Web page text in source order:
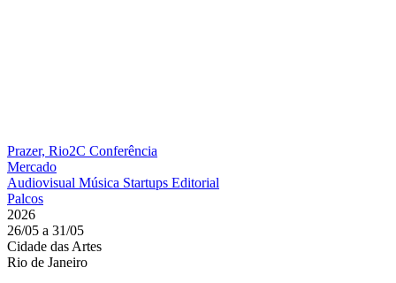
Prazer, Rio2C Conferência
Mercado
Audiovisual Música Startups Editorial
Palcos
2026
26/05 a 31/05
Cidade das Artes
Rio de Janeiro